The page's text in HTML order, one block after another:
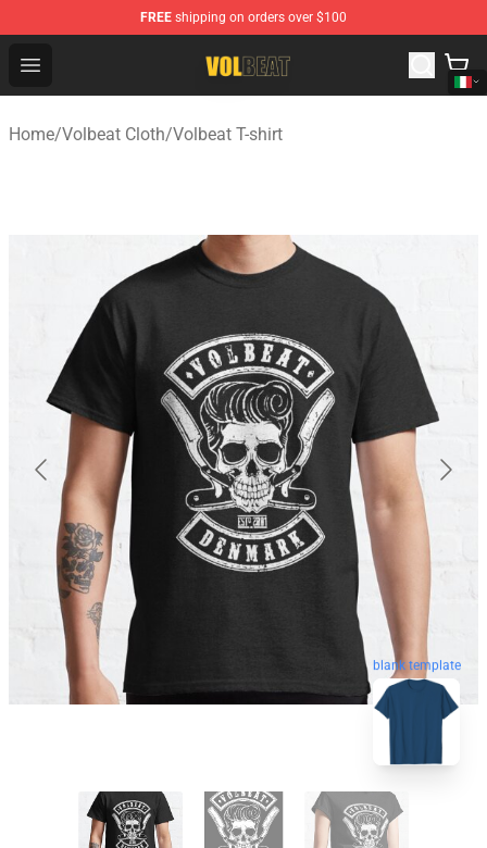
FREE shipping on orders over $100
Open menu
Volbeat Shop - Official Volbeat Merchandise Store
Home/Volbeat Cloth/Volbeat T-shirt
blank template